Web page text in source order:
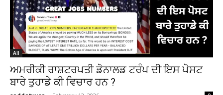
All
ਅਮਰੀਕੀ ਰਾਸ਼ਟਰਪਤੀ ਡੋਨਾਲਡ ਟਰੰਪ ਦੀ ਇਸ ਪੋਸਟ
ਬਾਰੇ ਤੁਹਾਡੇ ਕੀ ਵਿਚਾਰ ਹਨ ?